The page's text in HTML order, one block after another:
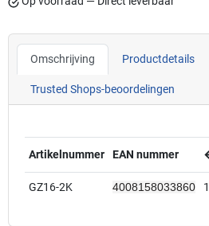
Omschrijving Productdetails
Trusted Shops-beoordelingen
Artikelnummer EAN nummer
GZ16-2K 4008158033860